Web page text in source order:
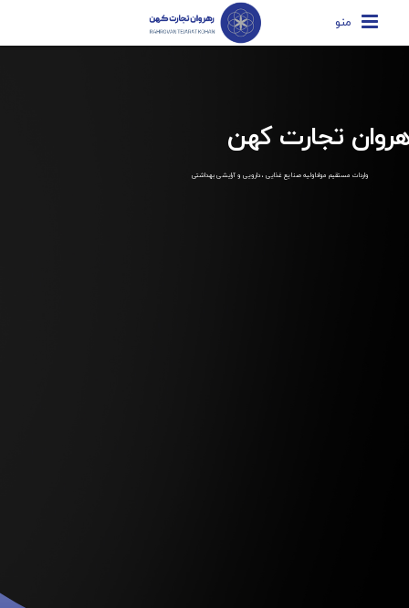
منو
تجارت کهن
واردات مستقیم مواداولیه صنایع غذایی ، دارویی و آرایشی بهداشتی